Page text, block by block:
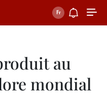
au
mondial